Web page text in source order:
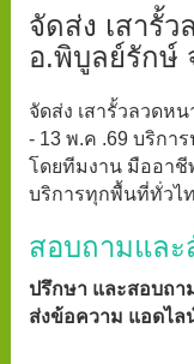
จัดส่ง เสารั้
อ.พิบูลย์รักษ์
จัดส่ง เสารั้วลวดห
- 13 พ.ค .69 บริการ
โดยทีมงาน มืออาชี
บริการทุกพื้นที่ทั่วไ
สอบถามและ
ปรึกษา และสอบถา
ส่งข้อความ แอดไล